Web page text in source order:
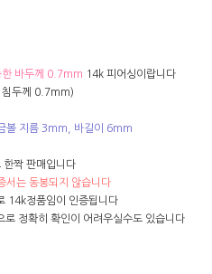
한 바두께 0.7mm 14k 피어싱이랍니다
침두께 0.7mm)
볼 지름 3mm, 바길이 6mm
한짝 판매입니다
서는 동봉되지 않습니다
14k정품임이 인증됩니다
정확히 확인이 어려우실수도 있습니다